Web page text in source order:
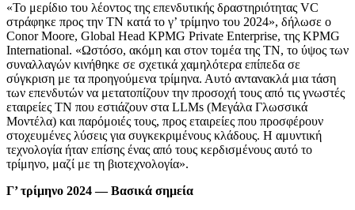
«Το μερίδιο του λέοντος της επενδυτικής δραστηριότητας VC
στράφηκε προς την ΤΝ κατά το γ’ τρίμηνο του 2024», δήλωσε ο
Conor Moore, Global Head KPMG Private Enterprise, της KPMG
International. «Ωστόσο, ακόμη και στον τομέα της ΤΝ, το ύψος των
συναλλαγών κινήθηκε σε σχετικά χαμηλότερα επίπεδα σε
σύγκριση με τα προηγούμενα τρίμηνα. Αυτό αντανακλά μια τάση
των επενδυτών να μετατοπίζουν την προσοχή τους από τις γνωστές
εταιρείες ΤΝ που εστιάζουν στα LLMs (Μεγάλα Γλωσσικά
Μοντέλα) και παρόμοιές τους, προς εταιρείες που προσφέρουν
στοχευμένες λύσεις για συγκεκριμένους κλάδους. Η αμυντική
τεχνολογία ήταν επίσης ένας από τους κερδισμένους αυτό το
τρίμηνο, μαζί με τη βιοτεχνολογία».
Γ’ τρίμηνο 2024 — Βασικά σημεία